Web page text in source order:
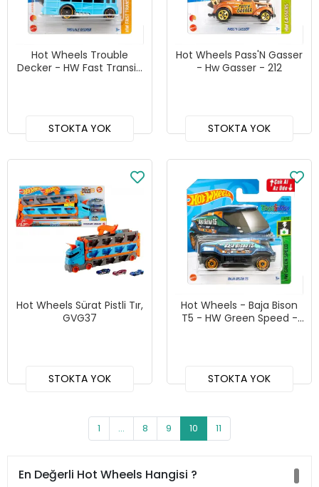
Hot Wheels Trouble
Decker - HW Fast Transit,
STOKTA YOK
Hot Wheels Pass'N Gasser
- Hw Gasser - 212
STOKTA YOK
Hot Wheels Sürat Pistli Tır,
GVG37
STOKTA YOK
Hot Wheels - Baja Bison
T5 - HW Green Speed -
STOKTA YOK
1 ... 8 9 10 11
En Değerli Hot Wheels Hangisi ?